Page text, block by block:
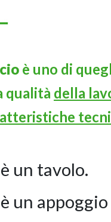
è uno di
qualità della
un tavolo.
un